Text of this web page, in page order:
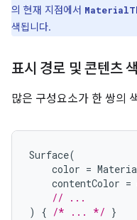
의 현재 지점에서
색됩니다.
표시 경로 및 콘텐츠
많은 구성요소가 한 쌍의
Surface(
color =
contentColor =
// ...
)
{ /* ... */ }